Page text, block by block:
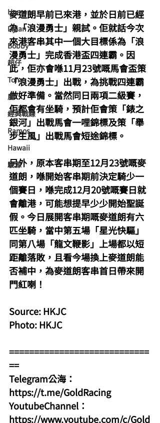
Homan
Dylan
Bobby
超仔
Tony
鹿
經典戰線
Ramos
Hawaii
駿源
麥道朗早前已來港，並於日前已經
為「浪漫勇士」親試。佢就話今次
來港客串其中一個大目標係為「浪
漫勇士」完成香港盃四連霸。因
此，佢亦會喺11月23號嘅馬會盃策
「浪漫勇士」出戰，為挑戰四連霸
做好準備。當然同日兩項二級賽，
佢都會有坐騎，預計佢會策「錶之
銀河」出戰馬會一哩錦標及策「舉
步生風」出戰馬會短途錦標。
另外，原本客串期至12月23號嘅麥
道朗，喺開始客串期前決定騎少一
個賽日，喺完成12月20號嘅賽日就
會離港，可能想提早少少開始聖誕
假。今日展開客串期嘅麥道朗有六
匹坐騎，當中第五場「星光快驅」
同第八場「龍文鞭影」上場都以短
距離落敗，且看今場換上麥道朗能
否補中，為麥道朗客串首日帶來開
門紅喇！
Source: HKJC
Photo: HKJC
============================
==
Telegram公海：
https://t.me/GoldRacing
YoutubeChannel：
https://www.youtube.com/c/Gold